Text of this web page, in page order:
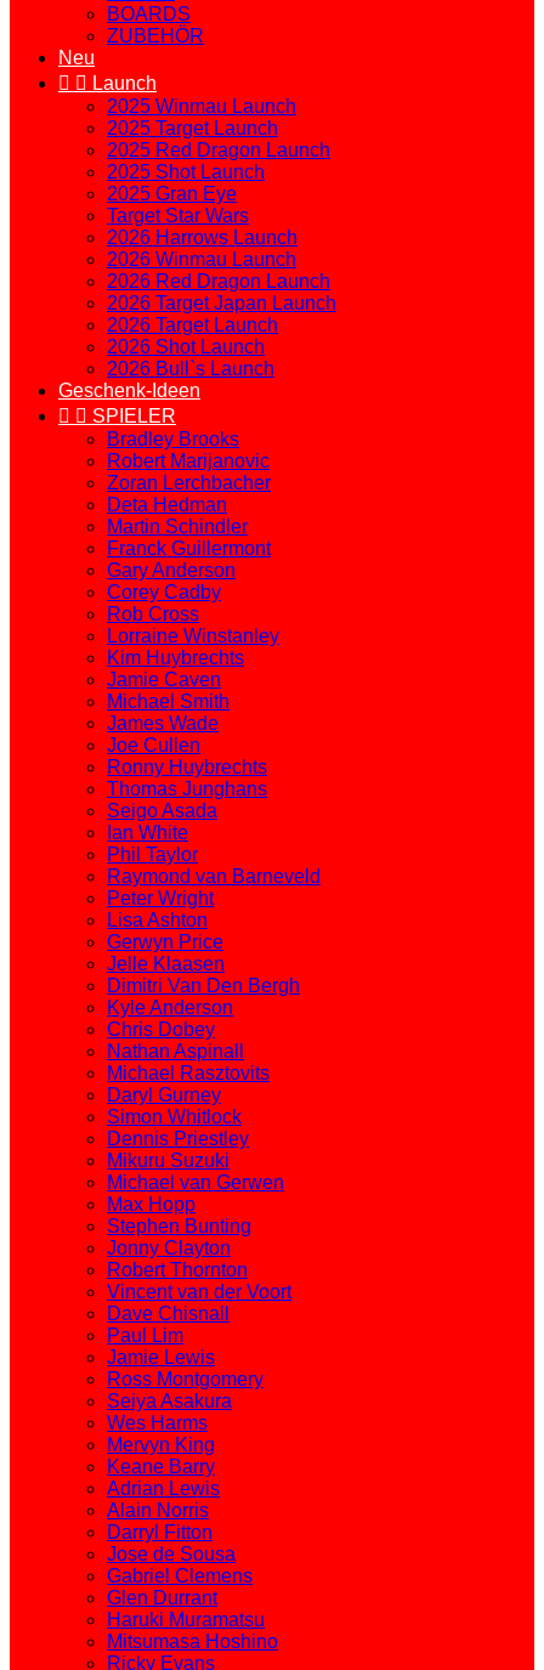
BOARDS
ZUBEHÖR
Neu
  Launch
2025 Winmau Launch
2025 Target Launch
2025 Red Dragon Launch
2025 Shot Launch
2025 Gran Eye
Target Star Wars
2026 Harrows Launch
2026 Winmau Launch
2026 Red Dragon Launch
2026 Target Japan Launch
2026 Target Launch
2026 Shot Launch
2026 Bull`s Launch
Geschenk-Ideen
  SPIELER
Bradley Brooks
Robert Marijanovic
Zoran Lerchbacher
Deta Hedman
Martin Schindler
Franck Guillermont
Gary Anderson
Corey Cadby
Rob Cross
Lorraine Winstanley
Kim Huybrechts
Jamie Caven
Michael Smith
James Wade
Joe Cullen
Ronny Huybrechts
Thomas Junghans
Seigo Asada
Ian White
Phil Taylor
Raymond van Barneveld
Peter Wright
Lisa Ashton
Gerwyn Price
Jelle Klaasen
Dimitri Van Den Bergh
Kyle Anderson
Chris Dobey
Nathan Aspinall
Michael Rasztovits
Daryl Gurney
Simon Whitlock
Dennis Priestley
Mikuru Suzuki
Michael van Gerwen
Max Hopp
Stephen Bunting
Jonny Clayton
Robert Thornton
Vincent van der Voort
Dave Chisnall
Paul Lim
Jamie Lewis
Ross Montgomery
Seiya Asakura
Wes Harms
Mervyn King
Keane Barry
Adrian Lewis
Alain Norris
Darryl Fitton
Jose de Sousa
Gabriel Clemens
Glen Durrant
Haruki Muramatsu
Mitsumasa Hoshino
Ricky Evans